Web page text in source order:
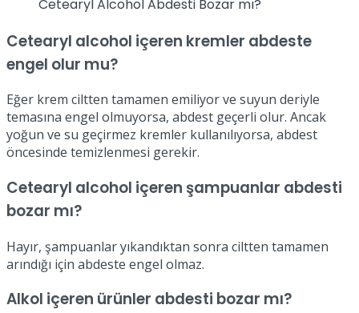
Cetearyl Alcohol Abdesti Bozar mı?
Cetearyl alcohol içeren kremler abdeste
engel olur mu?
Eğer krem ciltten tamamen emiliyor ve suyun deriyle
temasına engel olmuyorsa, abdest geçerli olur. Ancak
yoğun ve su geçirmez kremler kullanılıyorsa, abdest
öncesinde temizlenmesi gerekir.
Cetearyl alcohol içeren şampuanlar abdesti
bozar mı?
Hayır, şampuanlar yıkandıktan sonra ciltten tamamen
arındığı için abdeste engel olmaz.
Alkol içeren ürünler abdesti bozar mı?